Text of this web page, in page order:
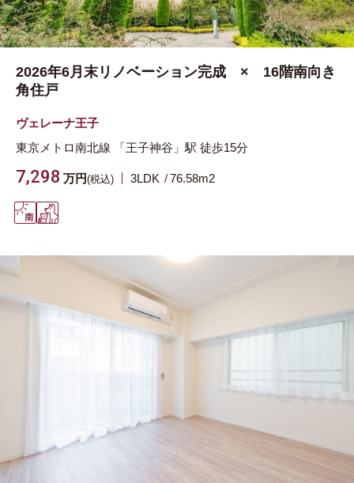
2026年6月末リノベーション完成 × 16階南向き
角住戸
ヴェレーナ王子
東京メトロ南北線
「王子神谷」駅 徒歩15分
7,298 万円(税込) 3LDK 76.58m2